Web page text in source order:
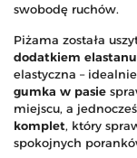
swobodę ruchów.
Piżama została
dodatkiem elastanu
elastyczna –
gumka w pasie
miejscu, a
komplet, który
spokojnych